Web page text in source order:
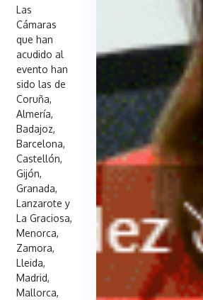
Las
Cámaras
que han
acudido al
evento han
sido las de
Coruña,
Almería,
Badajoz,
Barcelona,
Castellón,
Gijón,
Granada,
Lanzarote y
La Graciosa,
Menorca,
Zamora,
Lleida,
Madrid,
Mallorca,